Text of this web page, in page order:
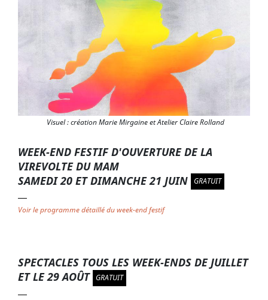
Visuel : création Marie Mirgaine et Atelier Claire Rolland
WEEK-END FESTIF D'OUVERTURE DE LA
VIREVOLTE DU MAM
SAMEDI 20 ET DIMANCHE 21 JUIN GRATUIT
Voir le programme détaillé du week-end festif
SPECTACLES TOUS LES WEEK-ENDS DE JUILLET
ET LE 29 AOÛT GRATUIT